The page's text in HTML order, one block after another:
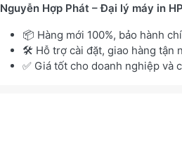
Nguyễn Hợp Phát – Đại lý máy in
📦 Hàng mới 100%, bảo hành
🛠️ Hỗ trợ cài đặt, giao hàng tận
✅ Giá tốt cho doanh nghiệp và